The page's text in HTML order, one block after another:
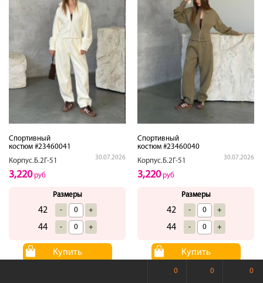
Спортивный
костюм #23460041
Корпус.Б.2Г-51
30.07.2026
3,220руб
Размеры
42 - +
44 - +
Купить
Спортивный
костюм #23460040
Корпус.Б.2Г-51
30.07.2026
3,220руб
Размеры
42 - +
44 - +
Купить
0 0 0